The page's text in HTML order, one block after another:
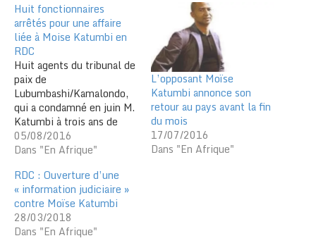
Huit fonctionnaires
arrêtés pour une affaire
liée à Moise Katumbi en
RDC
Huit agents du tribunal de
paix de
Lubumbashi/Kamalondo,
qui a condamné en juin M.
Katumbi à trois ans de
prison dans une affaire de
spoliation immobilière,
provisoire pour raison
d'enquête", a déclaré à
l'AFP Paulin Ilunga
Ntanda, président de la
Cour d'appel de
05/08/2016
Dans "En Afrique"
L’opposant Moïse
Katumbi annonce son
retour au pays avant la fin
du mois
17/07/2016
Dans "En Afrique"
RDC : Ouverture d’une
« information judiciaire »
contre Moïse Katumbi
28/03/2018
Dans "En Afrique"